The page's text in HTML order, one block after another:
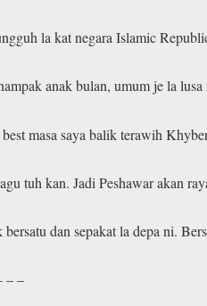
la kat negara Islamic
anak bulan, umum je la lusa
masa saya balik terawih
tuh kan. Jadi Peshawar akan
bersatu dan sepakat la depa ni.
– –